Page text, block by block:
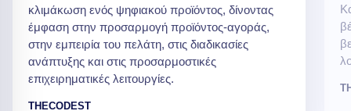
κλιμάκωση ενός ψηφιακού προϊόντος, δίνοντας
έμφαση στην προσαρμογή προϊόντος-αγοράς,
στην εμπειρία του πελάτη, στις διαδικασίες
ανάπτυξης και στις προσαρμοστικές
επιχειρηματικές λειτουργίες.
THECODEST